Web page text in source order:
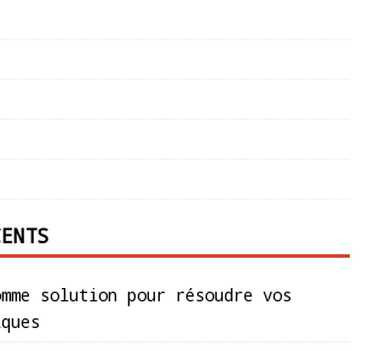
solution pour résoudre vos